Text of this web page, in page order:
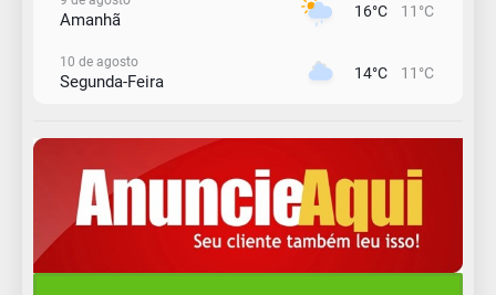
Amanhã 16°C 11°C
10 de agosto
Segunda-Feira 14°C 11°C
Terça-Feira 15°C 10°C
12 de agosto
Quarta-Feira